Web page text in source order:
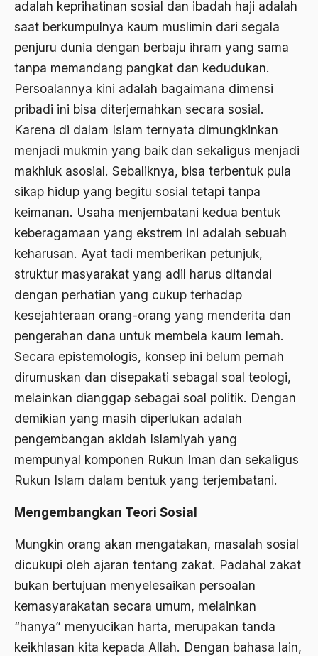
adalah keprihatinan sosial dan ibadah haji adalah
saat berkumpulnya kaum muslimin dari segala
penjuru dunia dengan berbaju ihram yang sama
tanpa memandang pangkat dan kedudukan.
Persoalannya kini adalah bagaimana dimensi
pribadi ini bisa diterjemahkan secara sosial.
Karena di dalam Islam ternyata dimungkinkan
menjadi mukmin yang baik dan sekaligus menjadi
makhluk asosial. Sebaliknya, bisa terbentuk pula
sikap hidup yang begitu sosial tetapi tanpa
keimanan. Usaha menjembatani kedua bentuk
keberagamaan yang ekstrem ini adalah sebuah
keharusan. Ayat tadi memberikan petunjuk,
struktur masyarakat yang adil harus ditandai
dengan perhatian yang cukup terhadap
kesejahteraan orang-orang yang menderita dan
pengerahan dana untuk membela kaum lemah.
Secara epistemologis, konsep ini belum pernah
dirumuskan dan disepakati sebagal soal teologi,
melainkan dianggap sebagai soal politik. Dengan
demikian yang masih diperlukan adalah
pengembangan akidah Islamiyah yang
mempunyal komponen Rukun Iman dan sekaligus
Rukun Islam dalam bentuk yang terjembatani.
Mengembangkan Teori Sosial
Mungkin orang akan mengatakan, masalah sosial
dicukupi oleh ajaran tentang zakat. Padahal zakat
bukan bertujuan menyelesaikan persoalan
kemasyarakatan secara umum, melainkan
“hanya” menyucikan harta, merupakan tanda
keikhlasan kita kepada Allah. Dengan bahasa lain,
Ahmad Dhani
Ahmad Hasan Rurbi
Ahmad Syafi’i Ma’arif
Ahmad Tirtisudiro
ahmad wahib
Ahmad Wahid
Ahmadiyah
Airport
Airport Changi
Airport Noto Hadi Negoro
Ajaran AGama
Ajaran Agama Islam
Ajaran Islam
Ajengan SIngaparna
Akademi Betawi
Akademi Jakarta
Akbar tanjung
akhlak
Akhlaq
Akidah
Aktivis